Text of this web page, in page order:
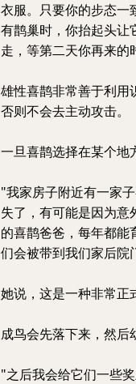
衣服。只要你的步态一
有鹊巢时，你抬起头让
走，等第二天你再来
雄性喜鹊非常善于利用
否则不会去主动攻击。
一旦喜鹊选择在某个地
"我家房子附近有一家
失了，有可能是因为
的喜鹊爸爸，每年都能
们会被带到我们家后院
她说，这是一种非常正
成鸟会先落下来，然后
"之后我会给它们一些